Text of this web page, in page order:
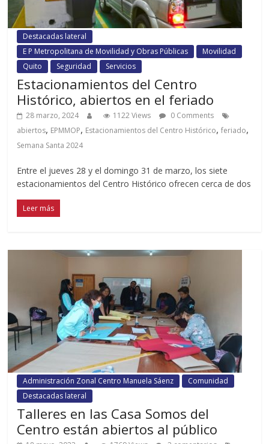
Destacadas lateral
E P Metropolitana de Movilidad y Obras Públicas
Movilidad
Quito
Seguridad Servicios
Estacionamientos del Centro
Histórico, abiertos en el feriado
28 marzo, 2024 1122 Views
0 Comments
abiertos, EPMMOP, Estacionamientos del Centro Histórico,feriado,
Semana Santa 2024
Entre el jueves 28 y el domingo 31 de marzo, los siete
estacionamientos del Centro Histórico ofrecen cerca de dos
Leer más
Administración Zonal Centro Manuela Sáenz
Comunidad
Destacadas lateral
Talleres en las Casa Somos del
Centro están abiertos al público